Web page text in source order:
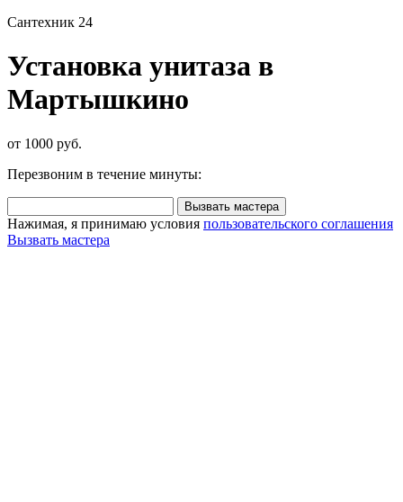
Сантехник 24
Установка унитаза в
Мартышкино
от 1000 руб.
Перезвоним в течение минуты:
Вызвать мастера
Нажимая, я принимаю условия пользовательского соглашения
Вызвать мастера